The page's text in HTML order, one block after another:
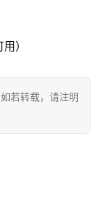
）
若转载，请注明